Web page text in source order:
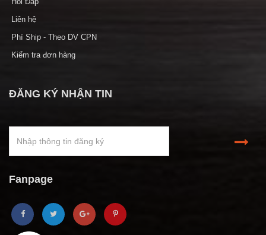
Liên hệ
Phí Ship - Theo DV CPN
Kiểm tra đơn hàng
ĐĂNG KÝ NHẬN TIN
Fanpage